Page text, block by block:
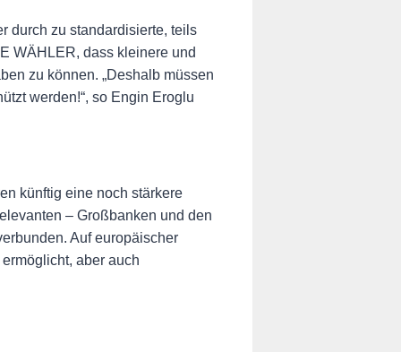
durch zu standardisierte, teils
WÄHLER, dass kleinere und
zu können. „Deshalb müssen
werden!“, so Engin Eroglu
künftig eine noch stärkere
– Großbanken und den
Auf europäischer
aber auch